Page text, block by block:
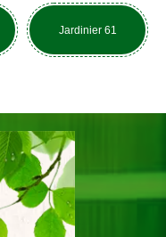
Jardinier 61